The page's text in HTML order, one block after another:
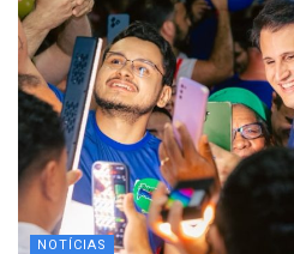
NOTÍCIAS